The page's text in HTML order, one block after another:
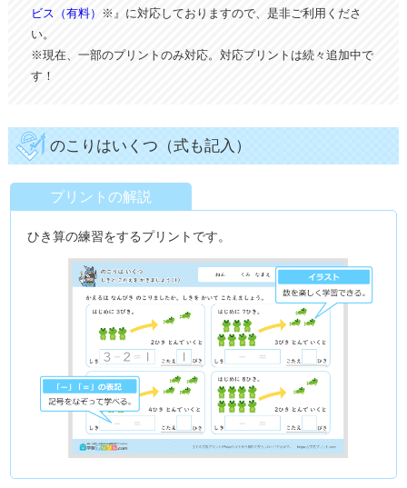
ビス（有料）
※』に対応しておりますので、是非ご利用くださ
い。
※現在、一部のプリントのみ対応。対応プリントは続々追加中で
す！
のこりはいくつ（式も記入）
プリントの解説
ひき算の練習をするプリントです。